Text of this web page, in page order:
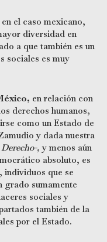
el caso mexicano,
diversidad en
a que también es un
sociales es muy
en relación con
derechos humanos,
como un Estado de
y dada nuestra
, y menos aún
absoluto, es
individuos que se
grado sumamente
sociales y
también de la
por el Estado.